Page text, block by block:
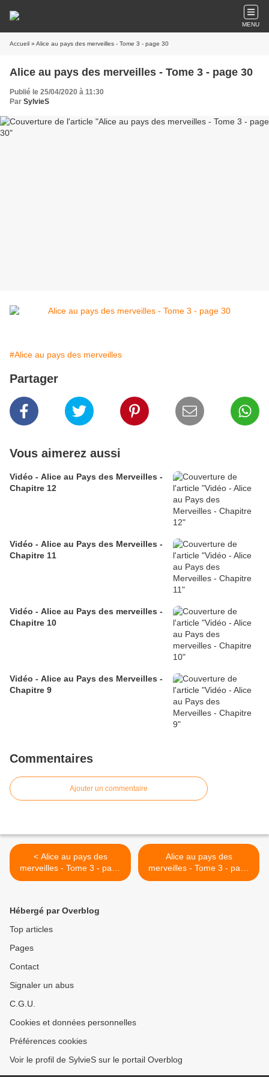
MENU
Accueil » Alice au pays des merveilles - Tome 3 - page 30
Alice au pays des merveilles - Tome 3 - page 30
Publié le 25/04/2020 à 11:30
Par SylvieS
#Alice au pays des merveilles
Partager
Vous aimerez aussi
Vidéo - Alice au Pays des Merveilles -
Chapitre 12
Vidéo - Alice au Pays des Merveilles -
Chapitre 11
Vidéo - Alice au Pays des merveilles -
Chapitre 10
Vidéo - Alice au Pays des Merveilles -
Chapitre 9
Commentaires
Ajouter un commentaire
< Alice au pays des
merveilles - Tome 3 - page
29
Alice au pays des
merveilles - Tome 3 - page
31 >
Hébergé par Overblog
Top articles
Pages
Contact
Signaler un abus
C.G.U.
Cookies et données personnelles
Préférences cookies
Voir le profil de SylvieS sur le portail Overblog